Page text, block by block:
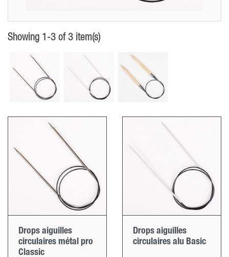
Showing 1-3 of 3 item(s)
Drops aiguilles
circulaires métal pro
Classic
Drops aiguilles
circulaires alu Basic